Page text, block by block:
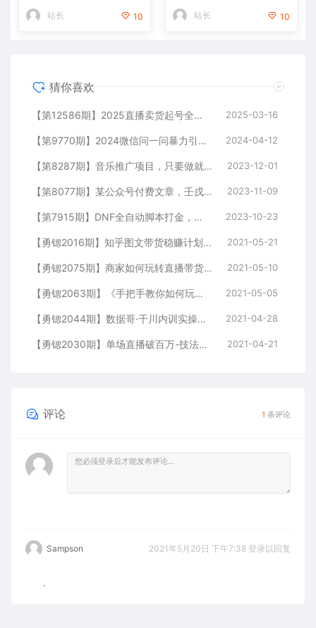
站长 10 站长 10
猜你喜欢
【第12586期】2025直播卖货起号全攻略，助力商家或个人快速上手，全程干货 2025-03-16
【第9770期】2024微信问一问暴力引流操作，单个日引200+创业粉！ 2024-04-12
【第8287期】音乐推广项目，只要做就必赚钱！一天轻松300+！无脑操作，互联网小白的项目 2023-12-01
【第8077期】某公众号付费文章，壬戌癸亥月剧本之“锦鲤龙行”，见者好运 2023-11-09
【第7915期】DNF全自动脚本打金，不限制ip，0封，单设备收益200+ 2023-10-23
【勇锶2016期】知乎图文带货稳赚计划，0成本操作，小白也可以一个月几千 2021-05-21
【勇锶2075期】商家如何玩转直播带货，找主播带货不再发愁 2021-05-10
【勇锶2063期】《手把手教你如何玩转直播带货》针对商家 内容干货 目的赚钱 2021-05-05
【勇锶2044期】数据哥·千川内训实操课，轻松获取流量，直播带货变现（视频-无水印） 2021-04-28
【勇锶2030期】单场直播破百万-技法大揭秘，4天-抖音直播电商实战训练营 2021-04-21
评论 1 条评论
Sampson 2021年5月20日 下午7:38 登录以回复
.